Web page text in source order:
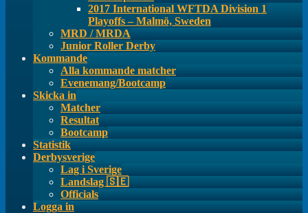
2017 International WFTDA Division 1
Playoffs – Malmö, Sweden
MRD / MRDA
Junior Roller Derby
Kommande
Alla kommande matcher
Evenemang/Bootcamp
Skicka in
Matcher
Resultat
Bootcamp
Statistik
Derbysverige
Lag i Sverige
Landslag 🇸🇪
Officials
Logga in